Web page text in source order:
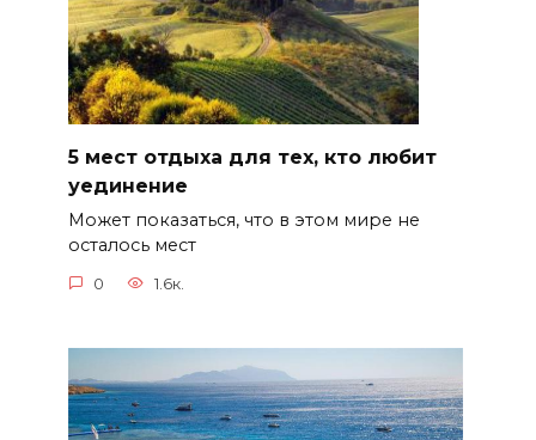
5 мест отдыха для тех, кто любит
уединение
Может показаться, что в этом мире не
осталось мест
0 1.6к.